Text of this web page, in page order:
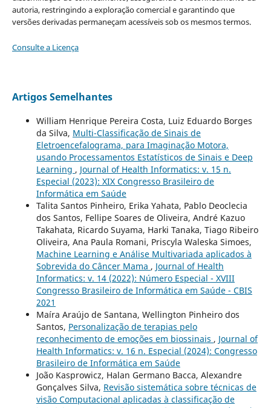
autoria, restringindo a exploração comercial e garantindo que
versões derivadas permaneçam acessíveis sob os mesmos termos.
Consulte a Licença
Artigos Semelhantes
William Henrique Pereira Costa, Luiz Eduardo Borges
da Silva, Multi-Classificação de Sinais de
Eletroencefalograma, para Imaginação Motora,
usando Processamentos Estatísticos de Sinais e Deep
Learning , Journal of Health Informatics: v. 15 n.
Especial (2023): XIX Congresso Brasileiro de
Informática em Saúde
Talita Santos Pinheiro, Erika Yahata, Pablo Deoclecia
dos Santos, Fellipe Soares de Oliveira, André Kazuo
Takahata, Ricardo Suyama, Harki Tanaka, Tiago Ribeiro
Oliveira, Ana Paula Romani, Priscyla Waleska Simoes,
Machine Learning e Análise Multivariada aplicados à
Sobrevida do Câncer Mama , Journal of Health
Informatics: v. 14 (2022): Número Especial - XVIII
Congresso Brasileiro de Informática em Saúde - CBIS
2021
Maíra Araújo de Santana, Wellington Pinheiro dos
Santos, Personalização de terapias pelo
reconhecimento de emoções em biossinais , Journal of
Health Informatics: v. 16 n. Especial (2024): Congresso
Brasileiro de Informática em Saúde
João Kasprowicz, Halan Germano Bacca, Alexandre
Gonçalves Silva, Revisão sistemática sobre técnicas de
visão Computacional aplicadas à classificação de